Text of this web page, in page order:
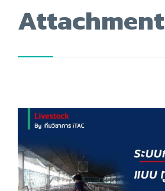
Attachment